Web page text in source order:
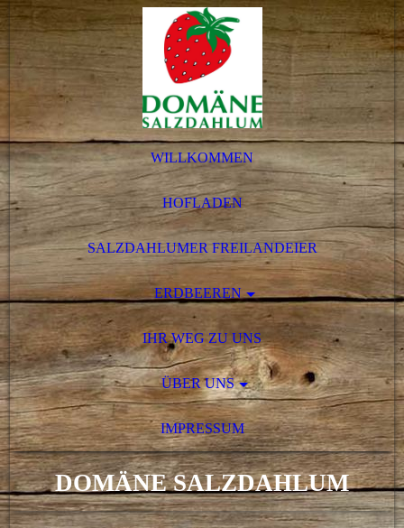
WILLKOMMEN
HOFLADEN
SALZDAHLUMER FREILANDEIER
ERDBEEREN
IHR WEG ZU UNS
ÜBER UNS
IMPRESSUM
DOMÄNE SALZDAHLUM